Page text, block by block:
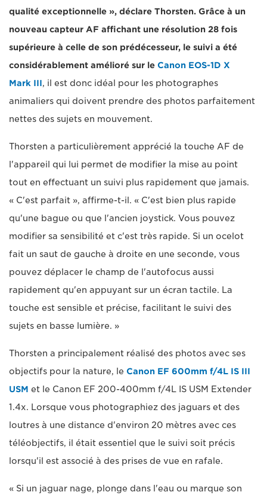
qualité exceptionnelle », déclare Thorsten. Grâce à un
nouveau capteur AF affichant une résolution 28 fois
supérieure à celle de son prédécesseur, le suivi a été
considérablement amélioré sur le Canon EOS-1D X
Mark III, il est donc idéal pour les photographes
animaliers qui doivent prendre des photos parfaitement
nettes des sujets en mouvement.
Thorsten a particulièrement apprécié la touche AF de
l'appareil qui lui permet de modifier la mise au point
tout en effectuant un suivi plus rapidement que jamais.
« C'est parfait », affirme-t-il. « C'est bien plus rapide
qu'une bague ou que l'ancien joystick. Vous pouvez
modifier sa sensibilité et c'est très rapide. Si un ocelot
fait un saut de gauche à droite en une seconde, vous
pouvez déplacer le champ de l'autofocus aussi
rapidement qu'en appuyant sur un écran tactile. La
touche est sensible et précise, facilitant le suivi des
sujets en basse lumière. »
Thorsten a principalement réalisé des photos avec ses
objectifs pour la nature, le Canon EF 600mm f/4L IS III
USM et le Canon EF 200-400mm f/4L IS USM Extender
1.4x. Lorsque vous photographiez des jaguars et des
loutres à une distance d'environ 20 mètres avec ces
téléobjectifs, il était essentiel que le suivi soit précis
lorsqu'il est associé à des prises de vue en rafale.
« Si un jaguar nage, plonge dans l'eau ou marque son